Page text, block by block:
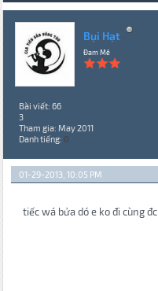
Bụi Hạt
Đam Mê
Bài viết: 66
3
Tham gia: May 2011
Danh tiếng: 0
01-29-2013, 10:05 PM
tiếc wá bửa dó e ko đi cùng đc